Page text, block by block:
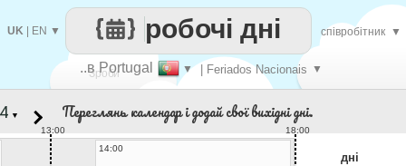
Зроби
..в Portugal ▼ | Feriados Nacionais ▼
робочі дні
UK EN ▼ співробітник ▼
▼ Переглянь календар і додай свої вихідні дні.
13:00
18:00
14:00
дні